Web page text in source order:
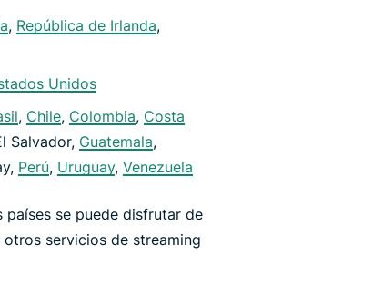
, República de Irlanda,
Unidos
, Chile, Colombia, Costa
Salvador, Guatemala,
Perú, Uruguay, Venezuela
países se puede disfrutar de
servicios de streaming